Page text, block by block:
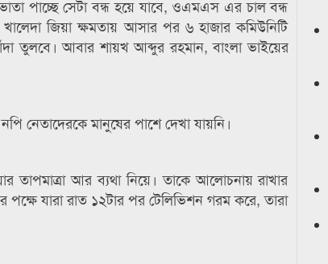
পাচ্ছে সেটা বন্ধ হয়ে যাবে, ওএমএস এর চাল বন্ধ
জিয়া ক্ষমতায় আসার পর ৬ হাজার কমিউনিটি
তুলবে। আবার শায়খ আব্দুর রহমান, বাংলা ভাইয়ের
নেতাদেরকে মানুষের পাশে দেখা যায়নি।
আর ব্যথা নিয়ে। তাকে আলোচনায় রাখার
যারা রাত ১২টার পর টেলিভিশন গরম করে, তারা